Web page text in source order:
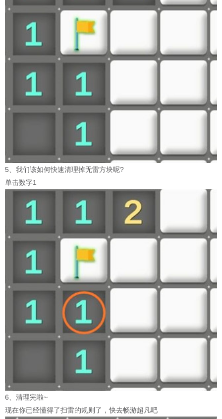
5、我们该如何快速清理掉无雷方块呢?
单击数字1
6、清理完啦~
现在你已经懂得了扫雷的规则了，快去畅游超凡吧